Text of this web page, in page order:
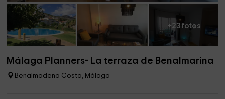
+23 fotos
Málaga Planners- La terraza de Benalmarina
Benalmadena Costa, Málaga